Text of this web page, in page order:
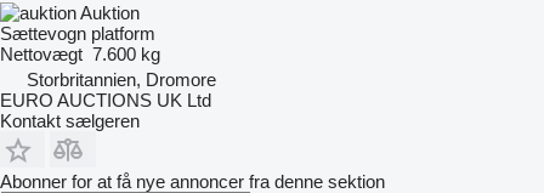
Auktion
Sættevogn platform
Nettovægt 7.600 kg
Storbritannien, Dromore
EURO AUCTIONS UK Ltd
Kontakt sælgeren
Abonner for at få nye annoncer fra denne sektion